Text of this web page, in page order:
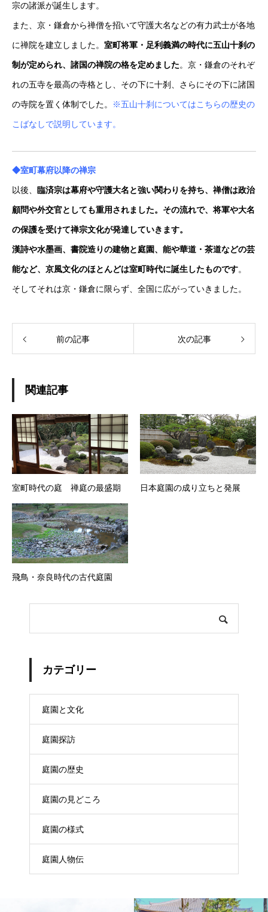
宗の諸派が誕生します。
また、京・鎌倉から禅僧を招いて守護大名などの有力武士が各地
に禅院を建立しました。 室町将軍・足利義満の時代に五山十刹の
制が定められ、諸国の禅院の格を定めました。京・鎌倉のそれぞ
れの五寺を最高の寺格とし、その下に十刹、さらにその下に諸国
の寺院を置く体制でした。 ※五山十刹についてはこちらの歴史の
こばなしで説明しています。
◆室町幕府以降の禅宗
以後、 臨済宗は幕府や守護大名と強い関わりを持ち、禅僧は政治
顧問や外交官としても重用されました。その流れで、将軍や大名
の保護を受けて禅宗文化が発達していきます。
漢詩や水墨画、書院造りの建物と庭園、能や華道・茶道などの芸
能など、京風文化のほとんどは室町時代に誕生したものです。
そしてそれは京・鎌倉に限らず、全国に広がっていきました。
前の記事 次の記事
関連記事
室町時代の庭 禅庭の最盛期 日本庭園の成り立ちと発展
飛鳥・奈良時代の古代庭園
カテゴリー
庭園と文化
庭園探訪
庭園の歴史
庭園の見どころ
庭園の様式
庭園人物伝